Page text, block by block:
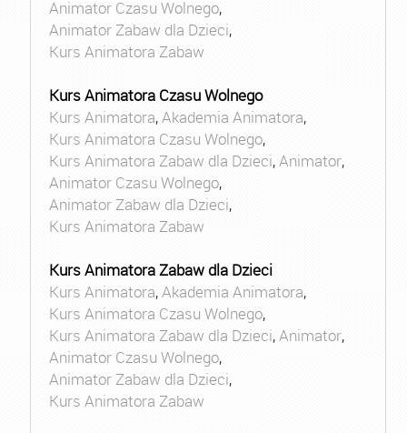
Animator Czasu Wolnego,
Animator Zabaw dla Dzieci,
Kurs Animatora Zabaw
Kurs Animatora Czasu Wolnego
Kurs Animatora,Akademia Animatora,
Kurs Animatora Czasu Wolnego,
Kurs Animatora Zabaw dla Dzieci,Animator,
Animator Czasu Wolnego,
Animator Zabaw dla Dzieci,
Kurs Animatora Zabaw
Kurs Animatora Zabaw dla Dzieci
Kurs Animatora,Akademia Animatora,
Kurs Animatora Czasu Wolnego,
Kurs Animatora Zabaw dla Dzieci,Animator,
Animator Czasu Wolnego,
Animator Zabaw dla Dzieci,
Kurs Animatora Zabaw